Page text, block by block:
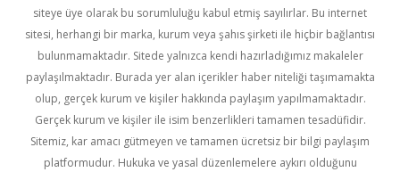
siteye üye olarak bu sorumluluğu kabul etmiş sayılırlar. Bu internet
sitesi, herhangi bir marka, kurum veya şahıs şirketi ile hiçbir bağlantısı
bulunmamaktadır. Sitede yalnızca kendi hazırladığımız makaleler
paylaşılmaktadır. Burada yer alan içerikler haber niteliği taşımamakta
olup, gerçek kurum ve kişiler hakkında paylaşım yapılmamaktadır.
Gerçek kurum ve kişiler ile isim benzerlikleri tamamen tesadüfidir.
Sitemiz, kar amacı gütmeyen ve tamamen ücretsiz bir bilgi paylaşım
platformudur. Hukuka ve yasal düzenlemelere aykırı olduğunu